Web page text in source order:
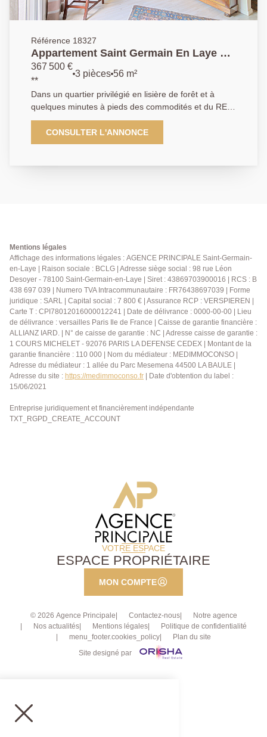
Référence 18327
Appartement Saint Germain En Laye 3
pièce(s)
367 500 €
**
3 pièces 56 m²
Dans un quartier privilégié en lisière de forêt et à
quelques minutes à pieds des commodités et du RER,
l'agence Principale vous présente en exclusivité Un
appartement de 3 pièces comprenant; Une entrée,
Une salle à manger, Un salon séjour qui donne sur
CONSULTER L'ANNONCE
Mentions légales
Affichage des informations légales : AGENCE PRINCIPALE Saint-Germain-
en-Laye | Raison sociale : BCLG | Adresse siège social : 98 rue Léon
Desoyer - 78100 Saint-Germain-en-Laye | Siret : 43869703900016 | RCS : B
438 697 039 | Numero TVA Intracommunautaire : FR76438697039 | Forme
juridique : SARL | Capital social : 7 800 € | Assurance RCP : VERSPIEREN |
Carte T : CPI78012016000012241 | Date de délivrance : 0000-00-00 | Lieu
de délivrance : versailles Paris Ile de France | Caisse de garantie financière :
ALLIANZ IARD. | N° de caisse de garantie : NC | Adresse caisse de garantie :
1 COURS MICHELET - 92076 PARIS LA DEFENSE CEDEX | Montant de la
garantie financière : 110 000 | Nom du médiateur : MEDIMMOCONSO |
Adresse du médiateur : 1 allée du Parc Mesemena 44500 LA BAULE |
Adresse du site : https://medimmoconso.fr | Date d'obtention du label :
15/06/2021
Entreprise juridiquement et financièrement indépendante
TXT_RGPD_CREATE_ACCOUNT
VOTRE ESPACE
ESPACE PROPRIÉTAIRE
MON COMPTE
© 2026 Agence Principale Contactez-nous
Notre agence
Nos actualités
Mentions légales
Politique de confidentialité
menu_footer.cookies_policy
Plan du site
Site designé par